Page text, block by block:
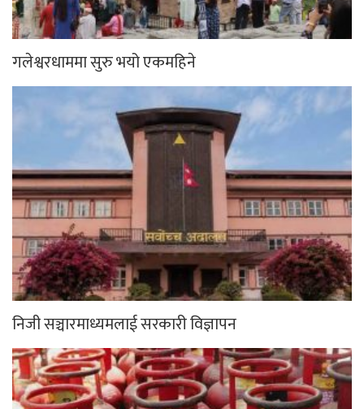
गलेश्वरधाममा सुरु भयो एकमहिने
निजी सञ्चारमाध्यमलाई सरकारी विज्ञापन